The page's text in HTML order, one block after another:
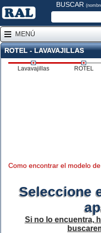
BUSCAR
MENÚ
ROTEL - LAVAVAJILLAS
Lavavajillas ROTEL
Como encontrar el modelo
Seleccione
Si no lo encuentra,